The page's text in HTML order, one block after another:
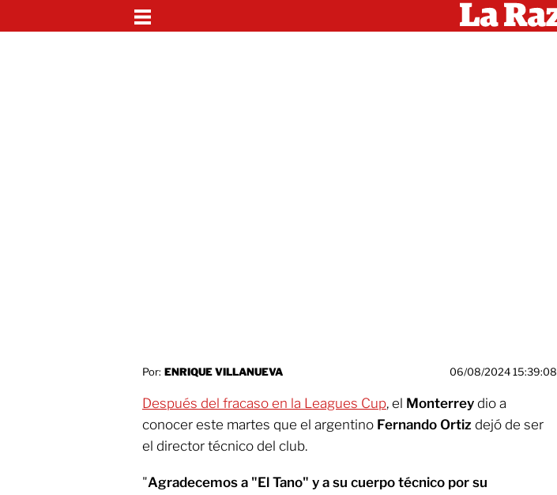
Por: ENRIQUE VILLANUEVA 06/08/2024 15:39:08
Después del fracaso en la Leagues Cup, el Monterrey dio a
conocer este martes que el argentino Fernando Ortiz dejó de ser
el director técnico del club.
"Agradecemos a "El Tano" y a su cuerpo técnico por su